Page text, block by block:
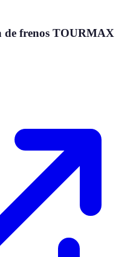
de frenos TOURMAX